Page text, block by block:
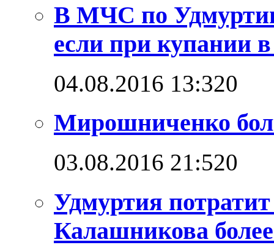
В МЧС по
если при купании
04.08.2016 13:320
Мирошниченко
03.08.2016 21:520
Удмуртия
Калашникова